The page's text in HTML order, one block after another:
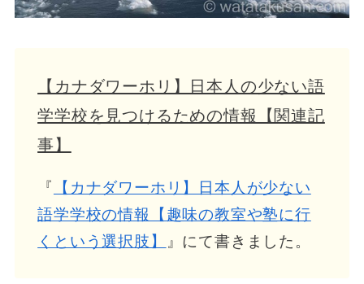
【カナダワーホリ】日本人の少ない語
学学校を見つけるための情報【関連記
事】
『
【カナダワーホリ】日本人が少ない
語学学校の情報【趣味の教室や塾に行
くという選択肢】
』にて書きました。